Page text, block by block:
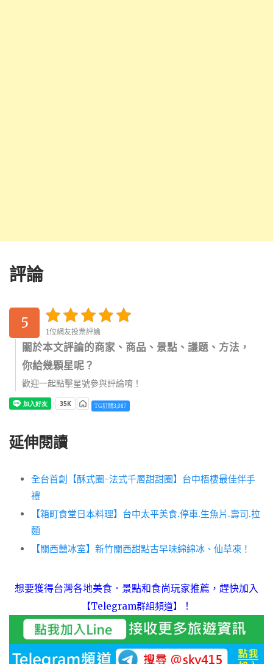
評論
5
1位網友投票評論
關於本文評論的商家、商品、景點、議題、方法，
你給幾顆星呢？
歡迎一起點擊星號參與評論唷！
TG訂閱3,087
延伸閱讀
全台首創【酥式圈-法式千層甜甜圈】台中梧棲最佳伴手
禮
【箱町食堂日本料理】台中太平美食.停車.生魚片.壽司.拉
麵
【關西囍冰室】新竹關西甜點古早味綿綿冰、仙草凍！
想要獲得台灣各地美食．景點和食尚玩家推薦，趕快加入
【Telegram群組頻道】 ！